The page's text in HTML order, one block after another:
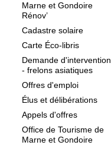
Marne et Gondoire
Rénov’
Cadastre solaire
Carte Éco-libris
Demande d'intervention
- frelons asiatiques
Offres d'emploi
Élus et délibérations
Appels d'offres
Office de Tourisme de
Marne et Gondoire